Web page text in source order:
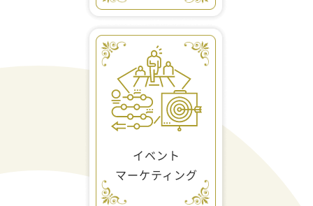
イベント
マーケティング